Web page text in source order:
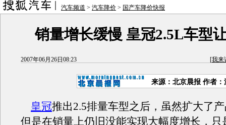
汽车频道 > 汽车降价 > 国产车降价快报
销量增长缓慢 皇冠2.5L车型
2007年06月26日08:23 [我来
来源：北京晨报 作者：
皇冠推出2.5排量车型之后，虽然扩大了
但是在销量上仍旧没能实现大幅度增长，只